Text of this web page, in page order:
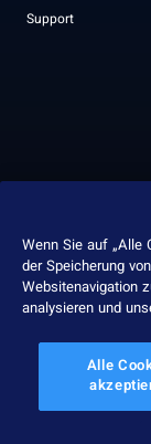
Support
Leadership
Auszeichnungen
ESG report
© 2026 Nexthink
Wenn Sie auf „Alle
der Speicherung
Websitenavigation
analysieren und
Alle